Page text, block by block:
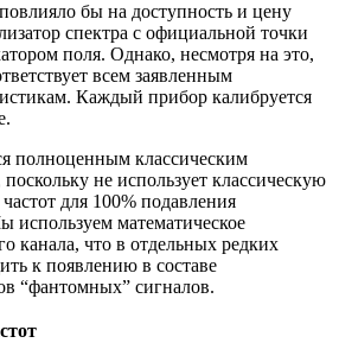
бы на доступность и цену
спектра с официальной точки
поля. Однако, несмотря на это,
всем заявленным
Каждый прибор калибруется
полноценным классическим
не использует классическую
для 100% подавления
используем математическое
канала, что в отдельных редких
к появлению в составе
“фантомных” сигналов.